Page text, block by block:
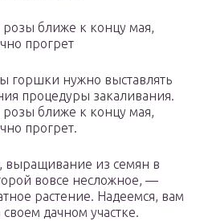
ближе к концу мая,
прогрет
горшки нужно выставлять
процедуры закаливания.
ближе к концу мая,
прогрет.
выращивание из семян в
вовсе несложное, —
растение. Надеемся, вам
своем дачном участке.